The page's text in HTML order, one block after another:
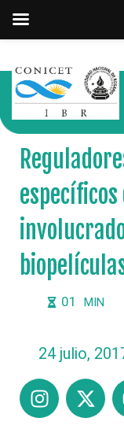
NOTICIAS
01 MIN
24 julio,